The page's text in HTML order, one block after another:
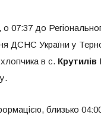
07:37 до
ДСНС України у
в с. Крутилів
близько